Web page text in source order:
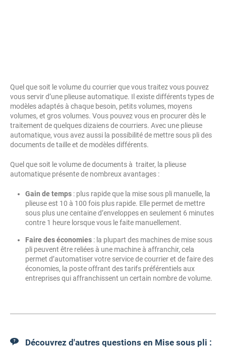
Quel que soit le volume du courrier que vous traitez vous pouvez
vous servir d’une plieuse automatique. Il existe différents types de
modèles adaptés à chaque besoin, petits volumes, moyens
volumes, et gros volumes. Vous pouvez vous en procurer dès le
traitement de quelques dizaiens de courriers. Avec une plieuse
automatique, vous avez aussi la possibilité de mettre sous pli des
documents de taille et de modèles différents.
Quel que soit le volume de documents à traiter, la plieuse
automatique présente de nombreux avantages :
Gain de temps : plus rapide que la mise sous pli manuelle, la
plieuse est 10 à 100 fois plus rapide. Elle permet de mettre
sous plus une centaine d’enveloppes en seulement 6 minutes
contre 1 heure lorsque vous le faite manuellement.
Faire des économies : la plupart des machines de mise sous
pli peuvent être reliées à une machine à affranchir, cela
permet d’automatiser votre service de courrier et de faire des
économies, la poste offrant des tarifs préférentiels aux
entreprises qui affranchissent un certain nombre de volume.
Découvrez d'autres questions en Mise sous pli :